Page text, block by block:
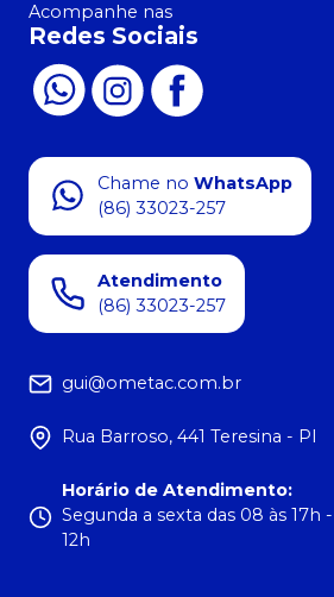
Acompanhe nas
Redes Sociais
Chame no WhatsApp
(86) 33023-257
Atendimento
(86) 33023-257
gui@ometac.com.br
Rua Barroso, 441 Teresina - PI
Horário de Atendimento:
Segunda a sexta das 08 às 17h
12h